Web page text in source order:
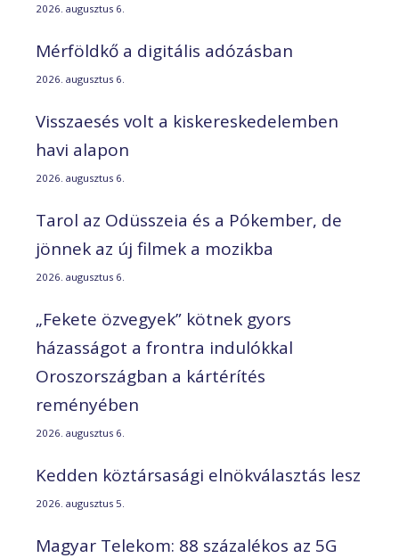
2026. augusztus 6.
Mérföldkő a digitális adózásban
2026. augusztus 6.
Visszaesés volt a kiskereskedelemben
havi alapon
2026. augusztus 6.
Tarol az Odüsszeia és a Pókember, de
jönnek az új filmek a mozikba
2026. augusztus 6.
„Fekete özvegyek” kötnek gyors
házasságot a frontra indulókkal
Oroszországban a kártérítés
reményében
2026. augusztus 6.
Kedden köztársasági elnökválasztás lesz
2026. augusztus 5.
Magyar Telekom: 88 százalékos az 5G